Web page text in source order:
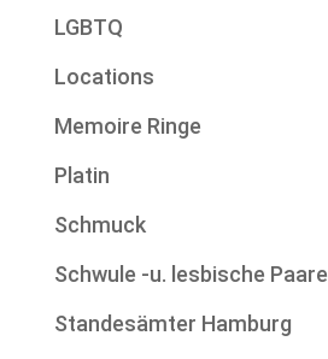
LGBTQ
Locations
Memoire Ringe
Platin
Schmuck
Schwule -u. lesbische Paare
Standesämter Hamburg